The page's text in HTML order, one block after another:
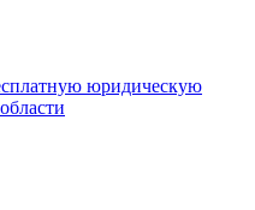
юридическую